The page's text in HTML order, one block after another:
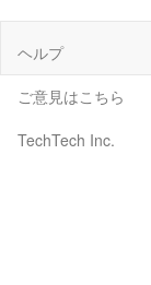
ヘルプ
ご意見はこちら
TechTech Inc.